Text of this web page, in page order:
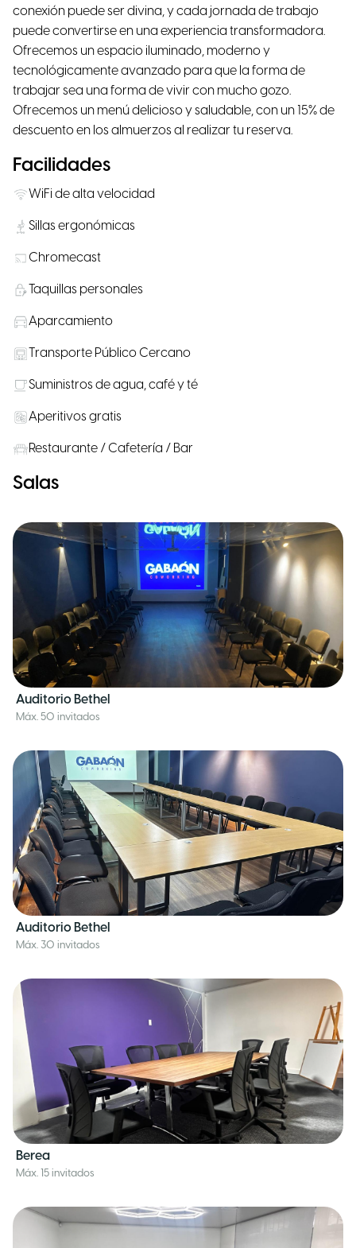
conexión puede ser divina, y cada jornada de trabajo
puede convertirse en una experiencia transformadora.
Ofrecemos un espacio iluminado, moderno y
tecnológicamente avanzado para que la forma de
trabajar sea una forma de vivir con mucho gozo.
Ofrecemos un menú delicioso y saludable, con un 15% de
descuento en los almuerzos al realizar tu reserva.
Facilidades
WiFi de alta velocidad
Sillas ergonómicas
Chromecast
Taquillas personales
Aparcamiento
Transporte Público Cercano
Suministros de agua, café y té
Aperitivos gratis
Restaurante / Cafetería / Bar
Salas
Auditorio Bethel
Máx. 50 invitados
Auditorio Bethel
Máx. 30 invitados
Berea
Máx. 15 invitados